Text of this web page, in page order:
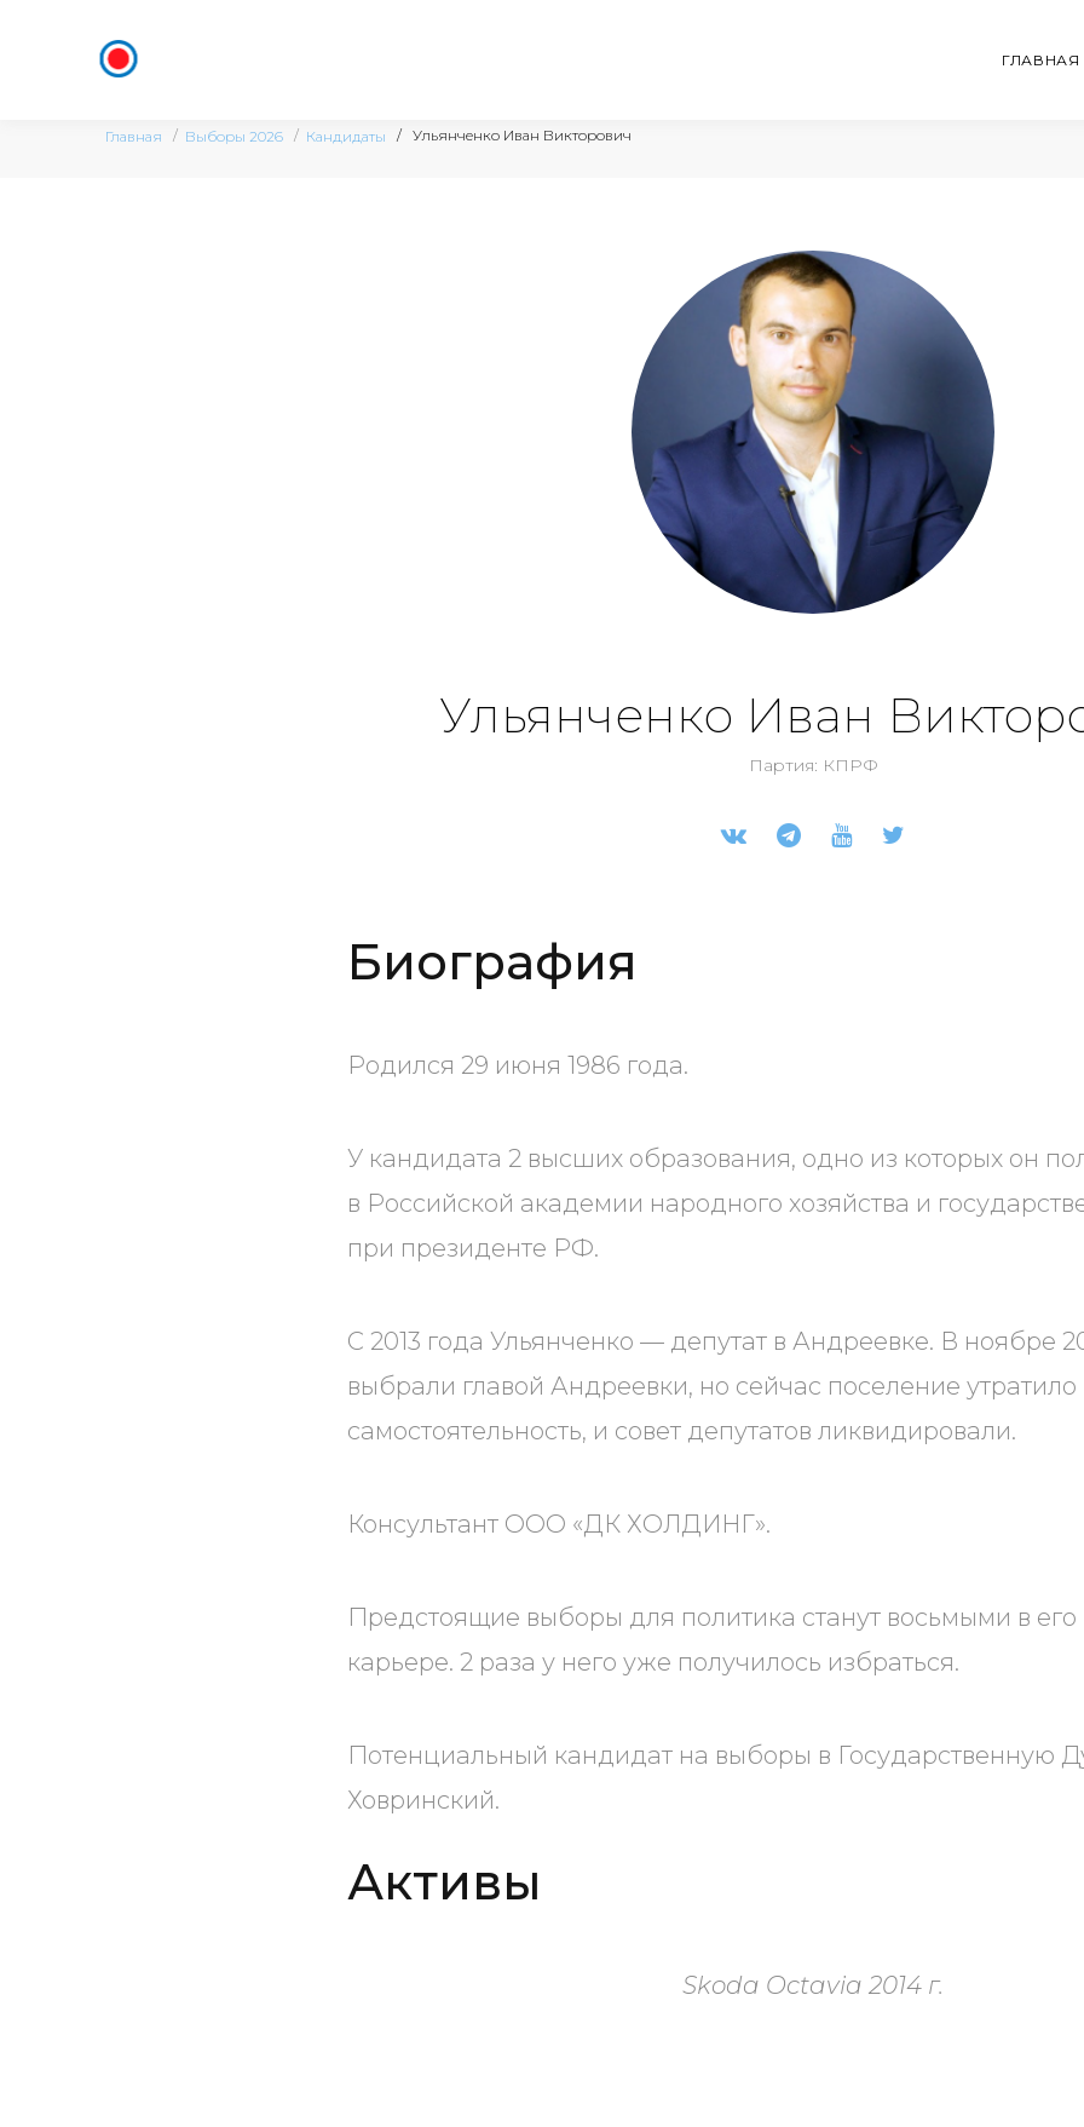
ГЛАВНАЯ
Главная Выборы 2026 Кандидаты Ульянченко Иван Викторович
Ульянченко Иван
Партия: КПРФ
Биография
Родился 29 июня 1986 года.
У кандидата 2 высших образования, одно из которых он
в Российской академии народного хозяйства и
при президенте РФ.
С 2013 года Ульянченко — депутат в Андреевке. В ноябре
выбрали главой Андреевки, но сейчас поселение утратило
самостоятельность, и совет депутатов ликвидировали.
Консультант ООО «ДК ХОЛДИНГ».
Предстоящие выборы для политика станут восьмыми в его
карьере. 2 раза у него уже получилось избраться.
Потенциальный кандидат на выборы в Государственную
Ховринский.
Активы
Skoda Octavia 2014 г.